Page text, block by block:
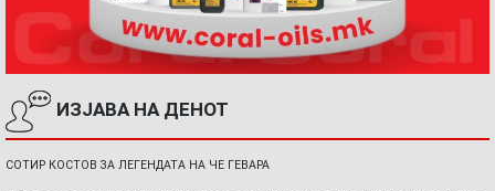
ИЗЈАВА НА ДЕНОТ
СОТИР КОСТОВ ЗА ЛЕГЕНДАТА НА ЧЕ ГЕВАРА